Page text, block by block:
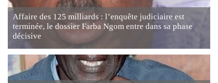
Affaire des 125 milliards : l’enquête judiciaire est
terminée, le dossier Farba Ngom entre dans sa phase
décisive